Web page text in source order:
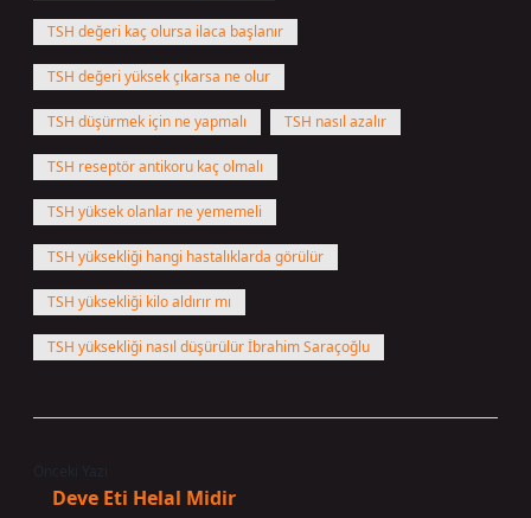
TSH değeri kaç olursa ilaca başlanır
TSH değeri yüksek çıkarsa ne olur
TSH düşürmek için ne yapmalı TSH nasıl azalır
TSH reseptör antikoru kaç olmalı
TSH yüksek olanlar ne yememeli
TSH yüksekliği hangi hastalıklarda görülür
TSH yüksekliği kilo aldırır mı
TSH yüksekliği nasıl düşürülür İbrahim Saraçoğlu
Deve Eti Helal Midir